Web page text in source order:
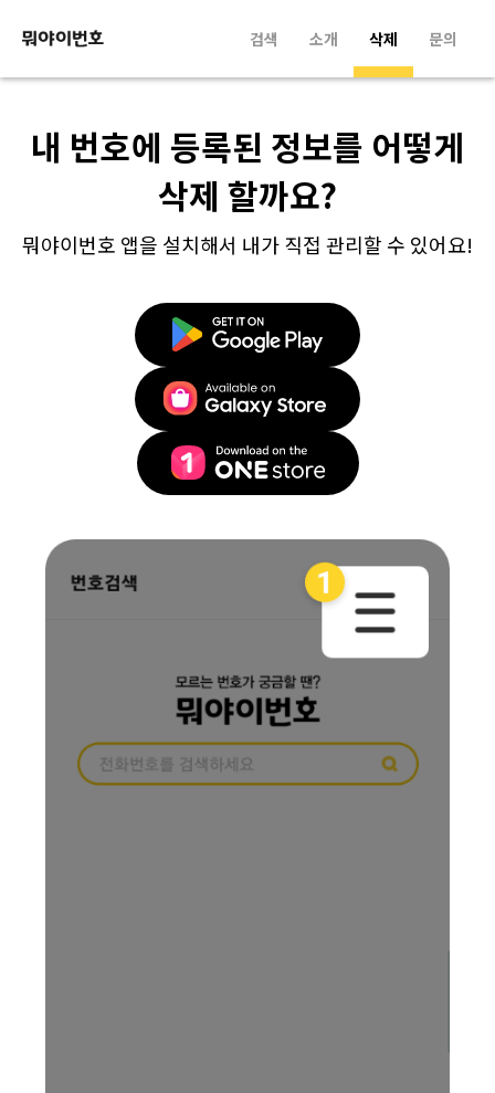
검색 소개 삭제 문의
내 번호에 등록된 정보를 어떻게
삭제 할까요?
뭐야이번호 앱을 설치해서 내가 직접 관리할 수 있어요!